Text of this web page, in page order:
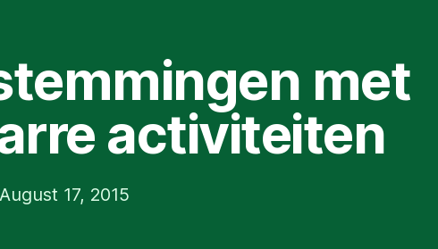
met
activiteiten
17, 2015